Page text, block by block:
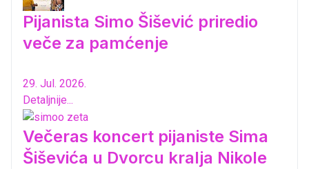
Pijanista Simo Šišević priredio
veče za pamćenje
29. Jul. 2026.
Detaljnije...
Večeras koncert pijaniste Sima
Šiševića u Dvorcu kralja Nikole